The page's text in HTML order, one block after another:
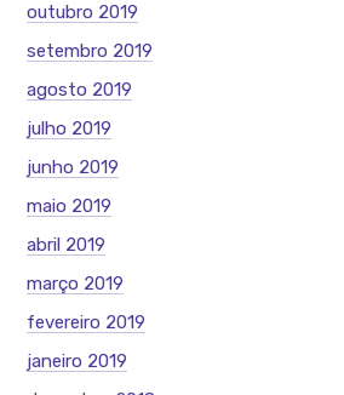
outubro 2019
setembro 2019
agosto 2019
julho 2019
junho 2019
maio 2019
abril 2019
março 2019
fevereiro 2019
janeiro 2019